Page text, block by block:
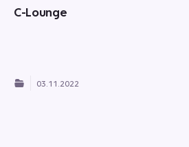
C-Lounge
03.11.2022